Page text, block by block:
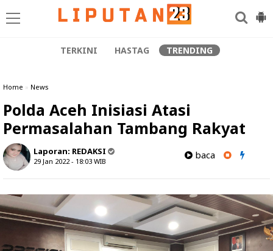
TERKINI HASTAG TRENDING
Home » News
Polda Aceh Inisiasi Atasi
Permasalahan Tambang Rakyat
Laporan: REDAKSI
29 Jan 2022 - 18:03 WIB
baca